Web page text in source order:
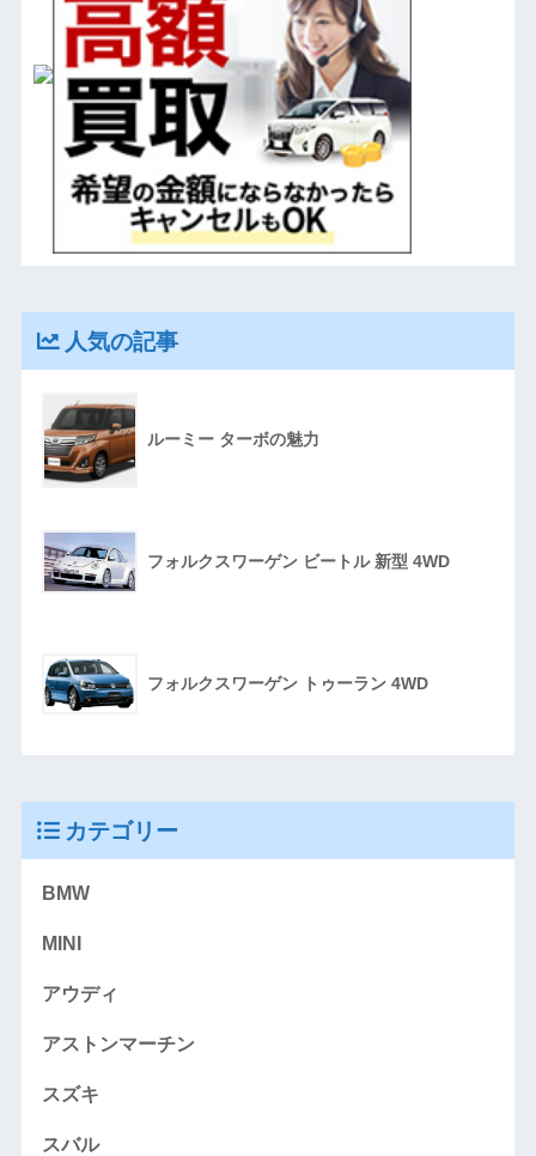
人気の記事
ルーミー ターボの魅力
フォルクスワーゲン ビートル 新型 4WD
フォルクスワーゲン トゥーラン 4WD
カテゴリー
BMW
MINI
アウディ
アストンマーチン
スズキ
スバル